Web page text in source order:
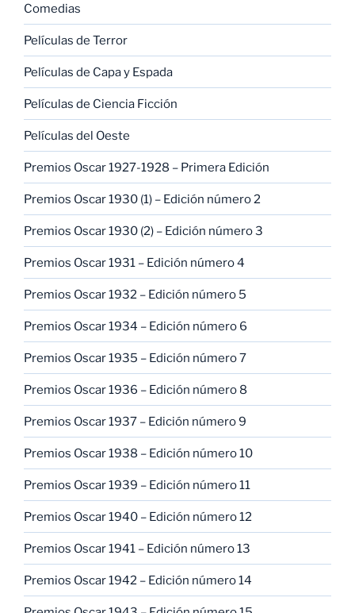
Comedias
Películas de Terror
Películas de Capa y Espada
Películas de Ciencia Ficción
Películas del Oeste
Premios Oscar 1927-1928 – Primera Edición
Premios Oscar 1930 (1) – Edición número 2
Premios Oscar 1930 (2) – Edición número 3
Premios Oscar 1931 – Edición número 4
Premios Oscar 1932 – Edición número 5
Premios Oscar 1934 – Edición número 6
Premios Oscar 1935 – Edición número 7
Premios Oscar 1936 – Edición número 8
Premios Oscar 1937 – Edición número 9
Premios Oscar 1938 – Edición número 10
Premios Oscar 1939 – Edición número 11
Premios Oscar 1940 – Edición número 12
Premios Oscar 1941 – Edición número 13
Premios Oscar 1942 – Edición número 14